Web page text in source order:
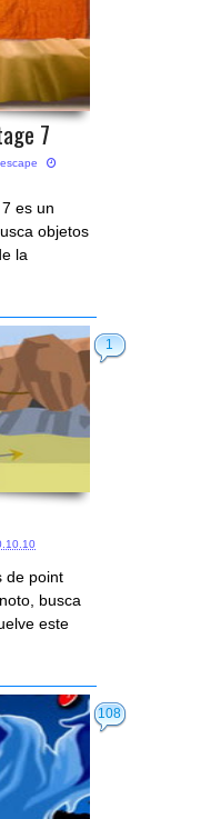
7
es un
objetos
la
1
de point
busca
este
108